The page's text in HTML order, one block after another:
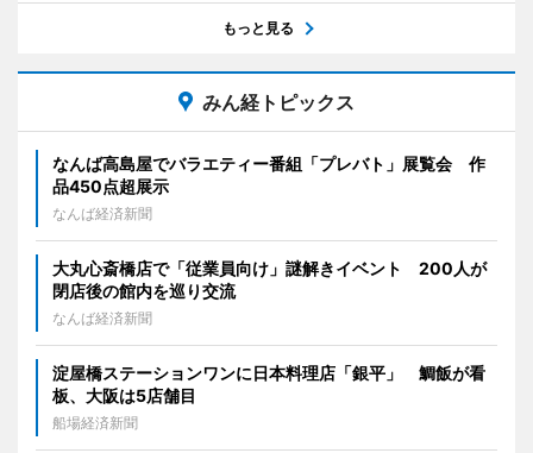
もっと見る
みん経トピックス
なんば高島屋でバラエティー番組「プレバト」展覧会 作
品450点超展示
なんば経済新聞
大丸心斎橋店で「従業員向け」謎解きイベント 200人が
閉店後の館内を巡り交流
なんば経済新聞
淀屋橋ステーションワンに日本料理店「銀平」 鯛飯が看
板、大阪は5店舗目
船場経済新聞